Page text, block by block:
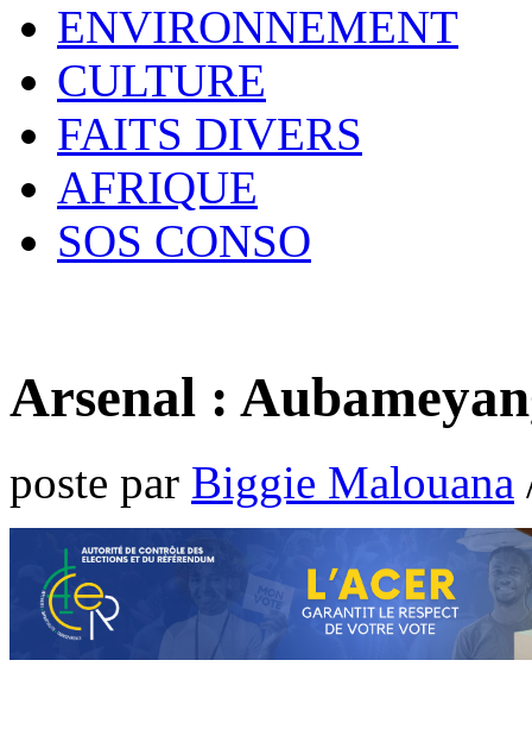
ENVIRONNEMENT
CULTURE
FAITS DIVERS
AFRIQUE
SOS CONSO
Arsenal :
poste par Biggie Malouana